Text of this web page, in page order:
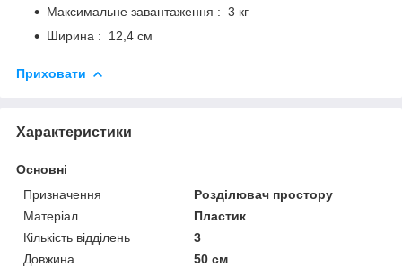
Максимальне завантаження : 3 кг
Ширина : 12,4 см
Приховати
Характеристики
Основні
Призначення
Розділювач простору
Матеріал
Пластик
Кількість відділень
3
Довжина
50 см